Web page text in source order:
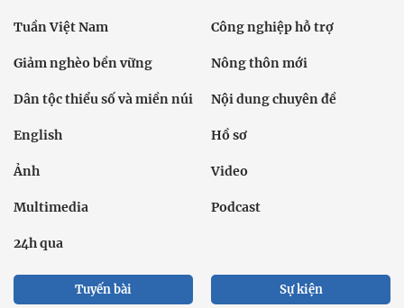
Tuần Việt Nam Công nghiệp hỗ trợ
Giảm nghèo bền vững Nông thôn mới
Dân tộc thiểu số và miền núi Nội dung chuyên đề
English Hồ sơ
Ảnh Video
Multimedia Podcast
24h qua
Tuyến bài Sự kiện